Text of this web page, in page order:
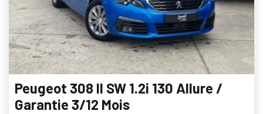
Peugeot 308 II SW 1.2i 130 Allure /
Garantie 3/12 Mois